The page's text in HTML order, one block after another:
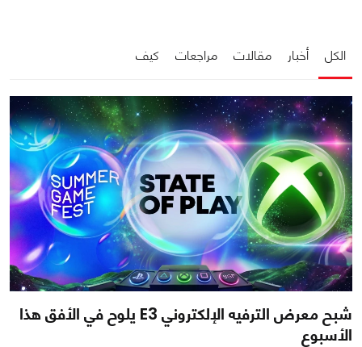
الكل أخبار مقالات مراجعات كيف
شبح معرض الترفيه الإلكتروني E3 يلوح في الأفق هذا
الأسبوع